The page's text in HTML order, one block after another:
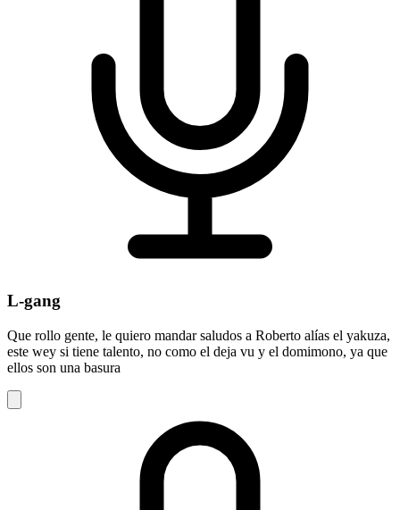
L-gang
Que rollo gente, le quiero mandar saludos a Roberto alías el yakuza,
este wey si tiene talento, no como el deja vu y el domimono, ya que
ellos son una basura